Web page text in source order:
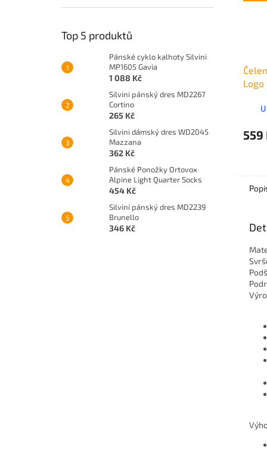
Top 5 produktů
Pánské cyklo kalhoty Silvini
MP1605 Gavia
1 088 Kč
Silvini pánský dres MD2267
Cortino
265 Kč
Silvini dámský dres WD2045
Mazzana
362 Kč
Pánské Ponožky Ortovox
Alpine Light Quarter Socks
454 Kč
Silvini pánský dres MD2239
Brunello
346 Kč
559